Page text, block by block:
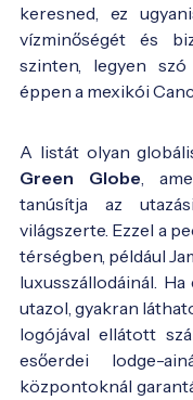
keresned, ez
vízminőségét és
szinten, legyen
éppen a mexikói
A listát olyan
Green Globe ,
tanúsítja az
világszerte. Ezzel a
térségben, például
luxusszállodáinál.
utazol, gyakran
logójával ellátott
esőerdei lodge-
központoknál